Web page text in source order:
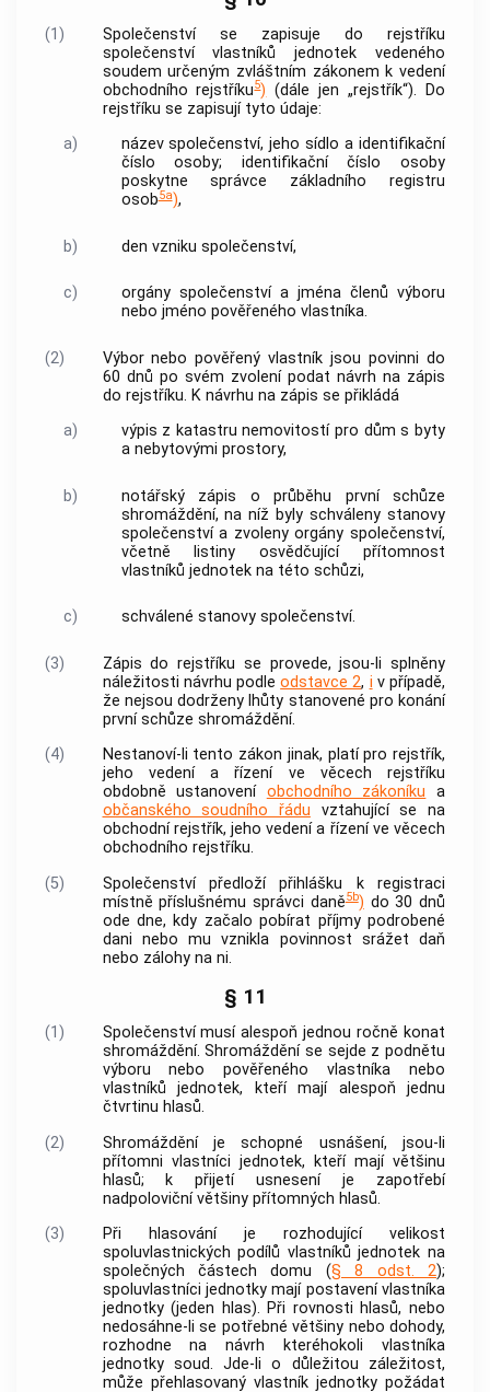
(1)
Společenství se zapisuje do rejstříku
společenství vlastníkůjednotek vedeného
soudem určeným zvláštním zákonem k vedení
obchodního rejstříku5) (dále jen „rejstřík“). Do
rejstříku se zapisují tyto údaje:
a)
název společenství, jeho sídlo a identifikační
číslo osoby; identifikační číslo osoby
poskytne správce základního registru
osob5a),
b) den vzniku společenství,
c) orgány společenství a jména členů výboru
nebo jméno pověřeného vlastníka.
(2) Výbornebo pověřený vlastník jsou povinni do
60 dnů po svém zvolení podat návrh na zápis
do rejstříku. K návrhu na zápis se přikládá
a)
výpis z katastrunemovitostípro dům s byty
a nebytovými prostory,
b)
notářský zápis o průběhu první schůze
shromáždění, na níž byly schváleny stanovy
společenství a zvoleny orgány společenství,
včetně listiny osvědčující přítomnost
vlastníků jednotekna této schůzi,
c) schválené stanovy společenství.
(3)
Zápis do rejstříku se provede, jsou-li splněny
náležitosti návrhu podleodstavce 2, i v případě,
že nejsou dodrženy lhůty stanovené pro konání
první schůze shromáždění.
(4)
Nestanoví-li tento zákon jinak, platí pro rejstřík,
jeho vedení a řízení ve věcech rejstříku
obdobně ustanovení obchodního zákoníku a
občanského soudního řádu vztahující se na
obchodní rejstřík, jeho vedení a řízení ve věcech
obchodního rejstříku.
(5)
Společenství předloží přihlášku k registraci
místně příslušnému správci daně5b) do 30 dnů
ode dne, kdy začalo pobírat příjmy podrobené
dani nebo mu vznikla povinnost srážet daň
nebo zálohy na ni.
§ 11
(1)
Společenství musí alespoň jednou ročně konat
shromáždění. Shromáždění se sejde z podnětu
výboru nebo pověřeného vlastníka nebo
vlastníků jednotek, kteří mají alespoň jednu
čtvrtinu hlasů.
(2)
Shromáždění je schopné usnášení, jsou-li
přítomni vlastníci jednotek, kteří mají většinu
hlasů; k přijetí usnesení je zapotřebí
nadpoloviční většiny přítomných hlasů.
(3)
Při hlasování je rozhodující velikost
spoluvlastnických podílů vlastníkůjednotek na
společných částech domu (§ 8 odst. 2);
spoluvlastníci jednotkymají postavení vlastníka
jednotky(jeden hlas). Při rovnosti hlasů, nebo
nedosáhne-li se potřebné většiny nebo dohody,
rozhodne na návrh kteréhokoli vlastníka
jednotkysoud. Jde-li o důležitou záležitost,
může přehlasovaný vlastník jednotkypožádat